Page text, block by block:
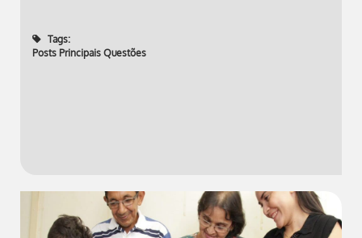
Tags:
Posts Principais Questões